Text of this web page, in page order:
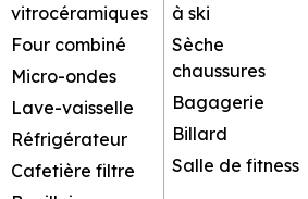
vitrocéramiques
Four combiné
Micro-ondes
Lave-vaisselle
Réfrigérateur
Cafetière filtre
à ski
Sèche
chaussures
Bagagerie
Billard
Salle de fitness